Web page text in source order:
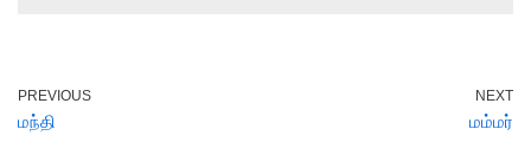
PREVIOUS
மந்தி
NEXT
மம்மர்